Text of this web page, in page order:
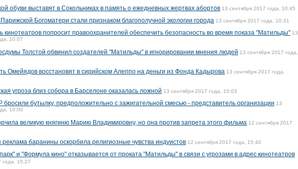
обуви выставят в Сокольниках в память о ежедневных жертвах абортов 13 сентября 2017 года, 10:45
Богоматери стали признаком благополучной экологии города 13 сентября 2017 года, 10:31
кинотеатров попросит правоохранителей обеспечить безопасность во время показа "Матильды" 13
10:07
Толстой обвинил создателей "Матильды" в игнорировании мнения людей 13 сентября 2017 года,
Омейядов восстановят в сирийском Алеппо на деньги из Фонда Кадырова 13 сентября 2017 года,
угроза близ собора в Барселоне оказалась ложной 13 сентября 2017 года, 10:03
бутылку, предположительно с зажигательной смесью - представитель организации 13
10:00
великую княгиню Марию Владимировну, но она против запрета этого фильма 12 сентября 2017
реклама баранины оскорбила религиозные чувства индуистов 12 сентября 2017 года, 15:40
и "Формула кино" отказывается от проката "Матильды" в связи с угрозами в адрес кинотеатров
года, 15:27